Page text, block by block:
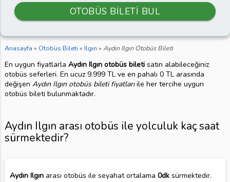
OTOBÜS BİLETİ BUL
Anasayfa » Otobüs Bileti » Ilgın » Aydın Ilgın Otobüs Bileti
En uygun fiyatlarla Aydın Ilgın otobüs biletisatın alabileceğiniz
otobüs seferleri. En ucuz 9.999 TL ve en pahalı 0 TL arasında
değişen Aydın Ilgın otobüs bileti fiyatlarıile her tercihe uygun
otobüs bileti bulunmaktadır.
Aydın Ilgın arası otobüs ile yolculuk kaç saat
sürmektedir?
Aydın Ilgınarası otobüs ile seyahat ortalama 0dksürmektedir.